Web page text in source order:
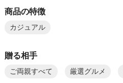
商品の特徴
カジュアル
贈る相手
ご両親すべて 厳選グルメ